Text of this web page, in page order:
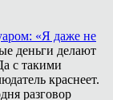
«Я даже не
деньги делают
с такими
краснеет.
разговор